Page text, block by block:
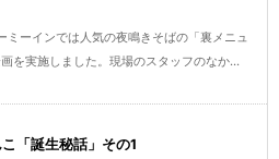
ミーインでは人気の夜鳴きそばの「裏メニュ
を実施しました。現場のスタッフのなか...
「誕生秘話」その1